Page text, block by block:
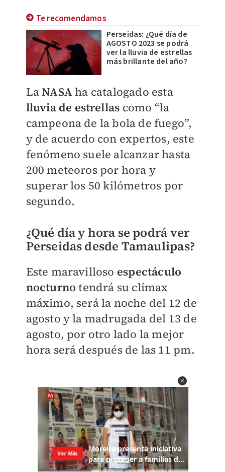
Te recomendamos
Perseidas: ¿Qué día de
AGOSTO 2023 se podrá
ver la lluvia de estrellas
más brillante del año?
LaNASAha catalogado esta
lluvia de estrellas como “la
campeona de la bola de fuego”,
y de acuerdo con expertos, este
fenómeno suele alcanzar hasta
200 meteoros por hora y
superar los 50 kilómetros por
segundo.
¿Qué día y hora se podrá ver
Perseidas desde Tamaulipas?
Este maravilloso espectáculo
nocturno tendrá su clímax
máximo, será la noche del 12 de
agosto y la madrugada del 13 de
agosto, por otro lado la mejor
hora será después de las 11 pm.